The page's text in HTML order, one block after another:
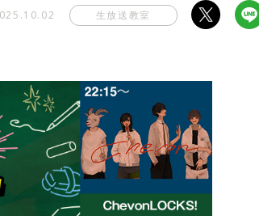
生放送教室